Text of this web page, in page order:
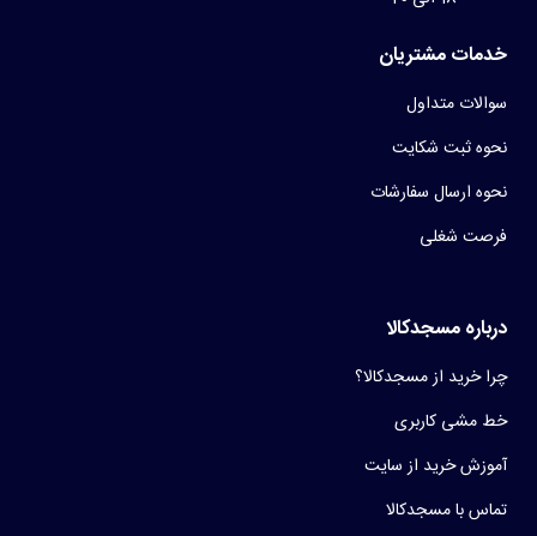
خدمات مشتریان
سوالات متداول
نحوه ثبت شکایت
نحوه ارسال سفارشات
فرصت شغلی
درباره مسجدکالا
چرا خرید از مسجدکالا؟
خط مشی کاربری
آموزش خرید از سایت
تماس با مسجدکالا